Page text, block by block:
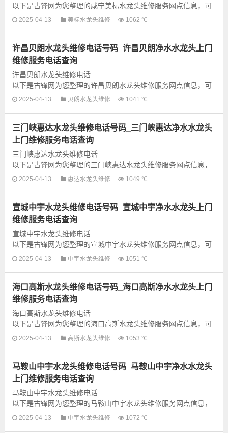
以下是古锋网为您整理的咸宁美标水龙头维修服务网点信息，可
以为您提供美标全型号水龙头上门故障检测和维修业务，为了更
2025-04-13 美标水龙头维修 1062 ℃
许昌贝朗水龙头维修电话号码_许昌贝朗净水水龙头上门
维修服务电话查询
许昌贝朗水龙头维修电话
以下是古锋网为您整理的许昌贝朗水龙头维修服务网点信息，可
以为您提供贝朗全型号水龙头上门故障检测和维修业务，为了更
2025-04-13 贝朗水龙头维修 1041 ℃
三门峡惠达水龙头维修电话号码_三门峡惠达净水水龙头
上门维修服务电话查询
三门峡惠达水龙头维修电话
以下是古锋网为您整理的三门峡惠达水龙头维修服务网点信息，
可以为您提供惠达全型号水龙头上门故障检测和维修业务，为了
2025-04-13 惠达水龙头维修 1049 ℃
宣城中宇水龙头维修电话号码_宣城中宇净水水龙头上门
维修服务电话查询
宣城中宇水龙头维修电话
以下是古锋网为您整理的宣城中宇水龙头维修服务网点信息，可
以为您提供中宇全型号水龙头上门故障检测和维修业务，为了更
2025-04-13 中宇水龙头维修 1051 ℃
海口高斯水龙头维修电话号码_海口高斯净水水龙头上门
维修服务电话查询
海口高斯水龙头维修电话
以下是古锋网为您整理的海口高斯水龙头维修服务网点信息，可
以为您提供高斯全型号水龙头上门故障检测和维修业务，为了更
2025-04-13 高斯水龙头维修 1053 ℃
马鞍山中宇水龙头维修电话号码_马鞍山中宇净水水龙头
上门维修服务电话查询
马鞍山中宇水龙头维修电话
以下是古锋网为您整理的马鞍山中宇水龙头维修服务网点信息，
可以为您提供中宇全型号水龙头上门故障检测和维修业务，为了
2025-04-13 中宇水龙头维修 1072 ℃